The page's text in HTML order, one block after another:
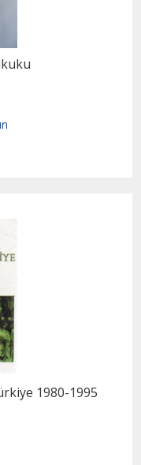
1980-1995